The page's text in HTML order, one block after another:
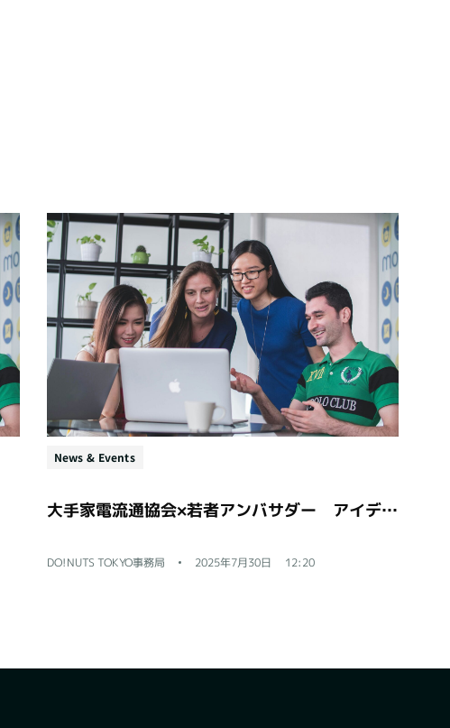
News & Events
大手家電流通協会×若者アンバサダー アイデア提案会レポート
DO!NUTS TOKYO事務局 2025年7月30日 12:20